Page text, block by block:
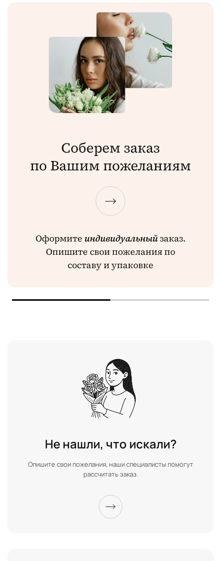
Соберем заказ
по Вашим пожеланиям
Оформите индивидуальныйзаказ.
Опишите свои пожелания по
составу и упаковке
Не нашли, что искали?
Опишите свои пожелания, наши специалисты помогут
рассчитать заказ.